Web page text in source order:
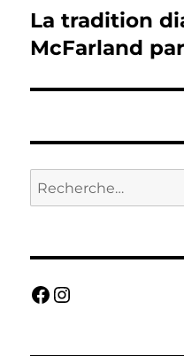
Publication
suivante :
La tradition
McFarland
Recherche
pour :
Facebook
Instagram